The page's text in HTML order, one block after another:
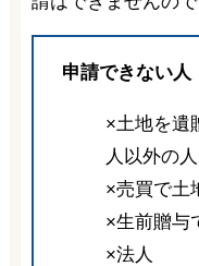
申請できない人
×土地を遺
人以外の人
×売買で土
×生前贈与
×法人